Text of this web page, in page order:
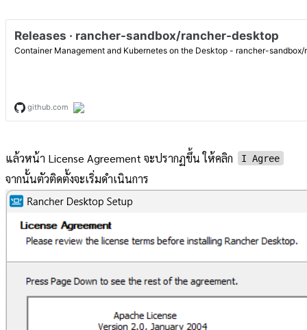
แล้วหน้า License Agreement จะปรากฏขึ้น ให้คลิก I Agree
จากนั้นตัวติดตั้งจะเริ่มดำเนินการ